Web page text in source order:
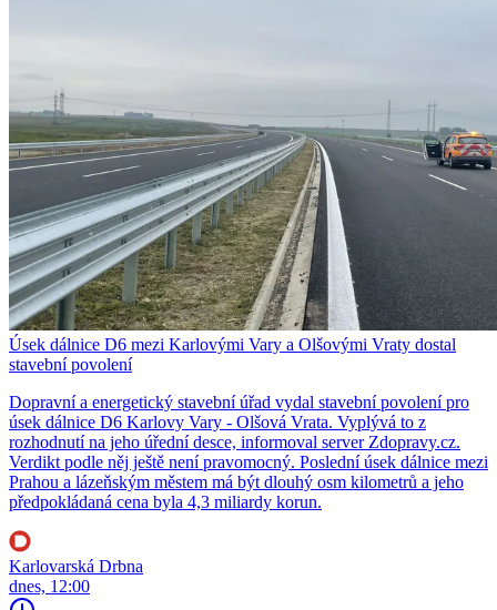
Úsek dálnice D6 mezi Karlovými Vary a Olšovými Vraty dostal
stavební povolení
Dopravní a energetický stavební úřad vydal stavební povolení pro
úsek dálnice D6 Karlovy Vary - Olšová Vrata. Vyplývá to z
rozhodnutí na jeho úřední desce, informoval server Zdopravy.cz.
Verdikt podle něj ještě není pravomocný. Poslední úsek dálnice mezi
Prahou a lázeňským městem má být dlouhý osm kilometrů a jeho
předpokládaná cena byla 4,3 miliardy korun.
Karlovarská Drbna
dnes, 12:00